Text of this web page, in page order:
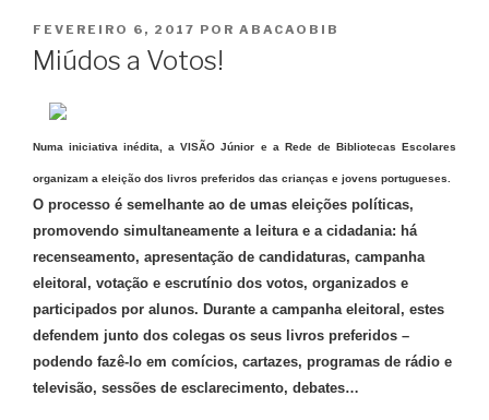
PUBLICADO
EM
FEVEREIRO 6, 2017 POR ABACAOBIB
Miúdos a Votos!
Numa iniciativa inédita, a VISÃO Júnior e a Rede de Bibliotecas Escolares
organizam a eleição dos livros preferidos das crianças e jovens portugueses.
O processo é semelhante ao de umas eleições políticas,
promovendo simultaneamente a leitura e a cidadania: há
recenseamento, apresentação de candidaturas, campanha
eleitoral, votação e escrutínio dos votos, organizados e
participados por alunos. Durante a campanha eleitoral, estes
defendem junto dos colegas os seus livros preferidos –
podendo fazê-lo em comícios, cartazes, programas de rádio e
televisão, sessões de esclarecimento, debates…